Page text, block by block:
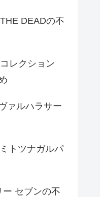
DEADの不
レクション
ァルハラサー
トツナガルパ
セブンの不